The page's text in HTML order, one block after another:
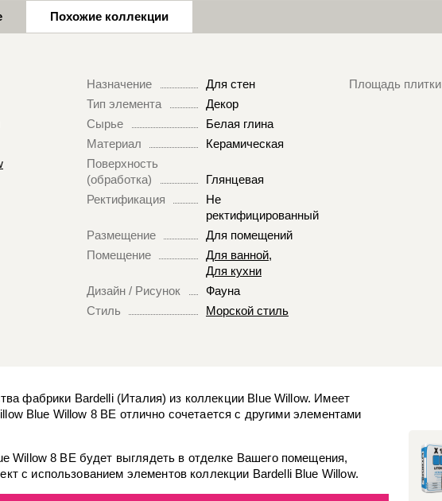
Похожие коллекции
Назначение
Для стен
Тип элемента
Декор
Сырье
Белая глина
Материал
Керамическая
Поверхность
(обработка)
Глянцевая
Ректификация
Не
ректифицированный
Размещение
Для помещений
Помещение
Для ванной,
Для кухни
Дизайн / Рисунок
Фауна
Стиль
Морской стиль
Площадь плитки
фабрики Bardelli (Италия) из коллекции Blue Willow. Имеет
Blue Willow 8 BE отлично сочетается с другими элементами
Willow 8 BE будет выглядеть в отделке Вашего помещения,
с использованием элементов коллекции Bardelli Blue Willow.